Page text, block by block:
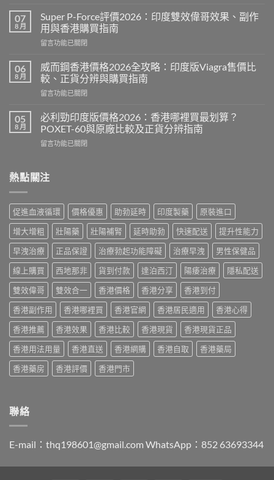
春
糖
B
群
功
效
2026：
成
效
果、
法
港
指
南〉
中
07
8 月
Super P-Force評價2026：印度雙效偉哥效果、副作
用與香港購買指南
在
P-
Force
評
價
印
度
效
效
作
用
與
香
港
購
買
指
南〉
中
留言功能已關閉
06
8 月
威而鋼香港價格2026全攻略：印度版Viagra售價比
較、正貨分辨與購買指南
在
而
鋼
香
港
2026
略：
印
度
版
Viagra
售
價
比
較、
正
貨
分
辨
與
購
買
指
留言功能已關閉
05
8 月
必利勁印度版價格2026：香港哪裡買最划算？
POXET-60與原廠比較及正貨分辨指南
在
勁
印
版
價
格
2026：
香
港
哪
裡
買
最
划
算？
POXET-
60
與
原
廠
辨
南〉
留言功能已關閉
熱點關注
促進血液循環 價格優惠 助勃延時 印度製藥
原裝進口
增大增粗
壯陽藥 壯陽補腎 延時助勃 快速配送
提升性能力
早洩治療
正品保證 治療勃起功能障礙 治療早洩
男性保健品
線上購買
西地那非 貨到付款 達泊西汀 陽痿治療
隱私配送
雙效偉哥
雙效合一 香港價格 香港分享
香港到付
香港副作用
香港哪裡買 香港官網 香港居民適用
香港心得
香港推薦
香港效果 香港比較 香港現貨
香港現貨正品
香港用法用量
香港直送 香港網購 香港自取
香港藥局
香港藥房
香港評價 香港門市
聯絡
E-mail： thq198601@gmail.com WhatsApp：852 63693344